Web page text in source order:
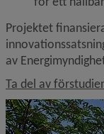
Projektet
av
Ta del av